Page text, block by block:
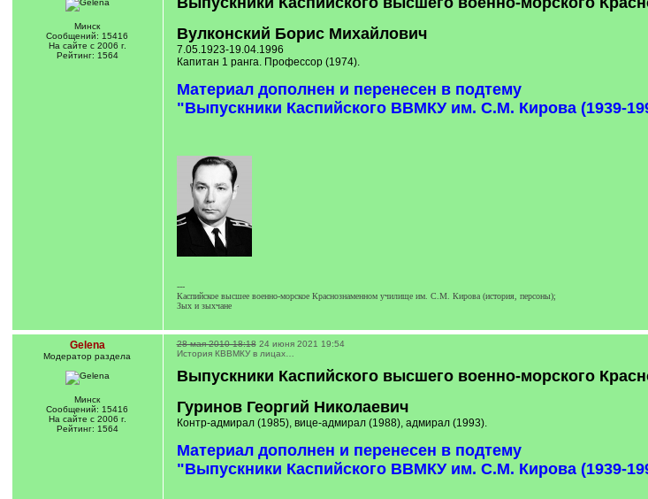
Минск
Сообщений: 15416
На сайте с 2006 г.
Рейтинг: 1564
Вулконский Борис Михайлович
7.05.1923-19.04.1996
Капитан 1 ранга. Профессор (1974).
Материал дополнен и перенесен в подтему
"Выпускники Каспийского ВВМКУ им. С.М. Кирова (1939-
---
Каспийское высшее военно-морское Краснознаменном училище им. С.М. Кирова (история, персоны);
Зых и зыхчане
Gelena
Модератор раздела
Минск
Сообщений: 15416
На сайте с 2006 г.
Рейтинг: 1564
28 мая 2010 18:18 24 июня 2021 19:54
История КВВМКУ в лицах…
Выпускники Каспийского высшего военно-морского
Гуринов Георгий Николаевич
Контр-адмирал (1985), вице-адмирал (1988), адмирал (1993).
Материал дополнен и перенесен в подтему
"Выпускники Каспийского ВВМКУ им. С.М. Кирова (1939-